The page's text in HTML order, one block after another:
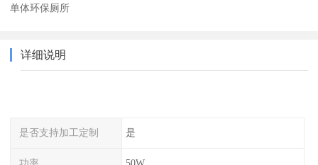
单体环保厕所
详细说明
是否支持加工定制 是